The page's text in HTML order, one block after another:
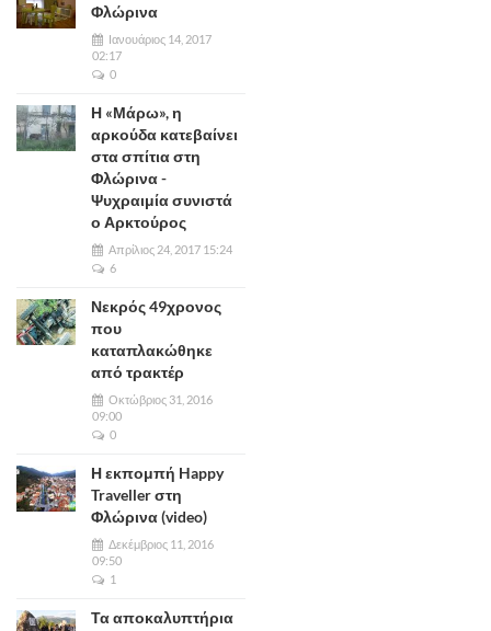
Φλώρινα
Ιανουάριος 14, 2017
02:17
0
Η «Μάρω», η
αρκούδα κατεβαίνει
στα σπίτια στη
Φλώρινα -
Ψυχραιμία συνιστά
ο Αρκτούρος
Απρίλιος 24, 2017 15:24
6
Νεκρός 49χρονος
που
καταπλακώθηκε
από τρακτέρ
Οκτώβριος 31, 2016
09:00
0
Η εκπομπή Happy
Traveller στη
Φλώρινα (video)
Δεκέμβριος 11, 2016
09:50
1
Τα αποκαλυπτήρια